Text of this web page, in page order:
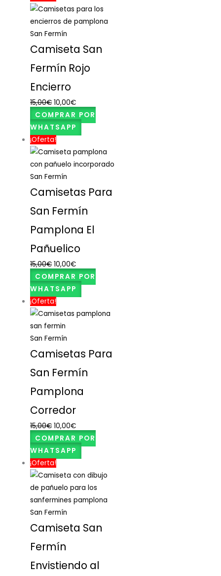
San Fermín
Camiseta San
Fermín Rojo
Encierro
15,00€ 10,00€
COMPRAR POR
WHATSAPP
¡Oferta!
San Fermín
Camisetas Para
San Fermín
Pamplona El
Pañuelico
15,00€ 10,00€
COMPRAR POR
WHATSAPP
¡Oferta!
San Fermín
Camisetas Para
San Fermín
Pamplona
Corredor
15,00€ 10,00€
COMPRAR POR
WHATSAPP
¡Oferta!
San Fermín
Camiseta San
Fermín
Envistiendo al